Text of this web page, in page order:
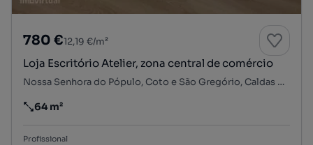
780 €12,19 €/m²
Loja Escritório Atelier, zona central de comércio
Nossa Senhora do Pópulo, Coto e São Gregório, Caldas da Rainha, Leiria
Preço por metro quadrado
64 m²
Profissional